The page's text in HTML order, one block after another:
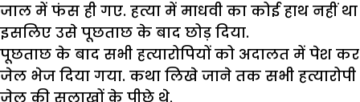
जाल में फंस ही गए. हत्या में माधवी का कोई हाथ नहीं था
इसलिए उसे पूछताछ के बाद छोड़ दिया.
पूछताछ के बाद सभी हत्यारोपियों को अदालत में पेश कर
जेल भेज दिया गया. कथा लिखे जाने तक सभी हत्यारोपी
जेल की सलाखों के पीछे थे.